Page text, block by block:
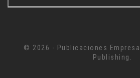
© 2026 - Publicaciones
Publishing.